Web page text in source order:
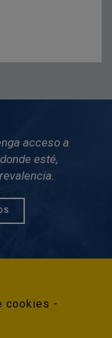
acceso a
esté,
cookies